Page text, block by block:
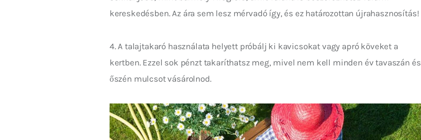
kereskedésben. Az ára sem lesz mérvadó így, és ez határozottan újrahasznosítás!
4. A talajtakaró használata helyett próbálj ki kavicsokat vagy apró köveket a
kertben. Ezzel sok pénzt takaríthatsz meg, mivel nem kell minden év tavaszán és
őszén mulcsot vásárolnod.